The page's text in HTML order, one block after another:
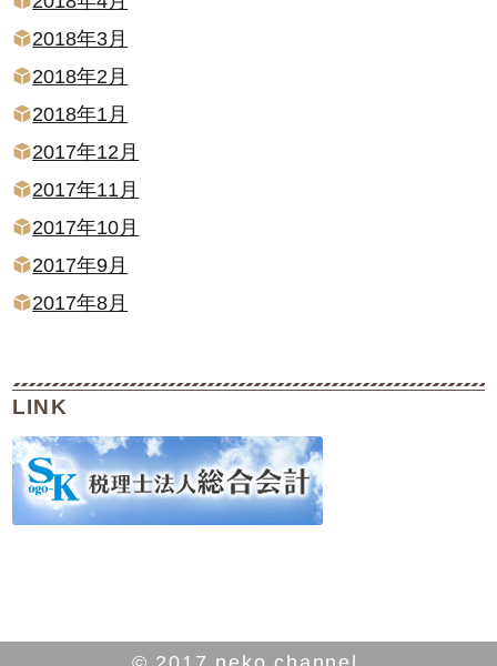
2018年3月
2018年2月
2018年1月
2017年12月
2017年11月
2017年10月
2017年9月
2017年8月
LINK